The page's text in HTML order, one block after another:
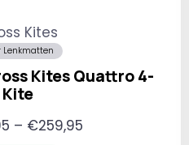
Kites
Lenkmatten
Kites Quattro 4-
Kite
– €259,95Preisspanne: